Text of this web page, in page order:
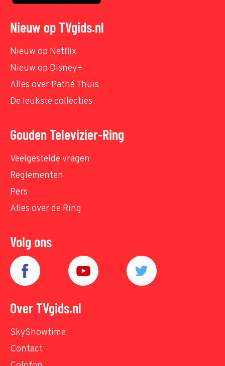
Nieuw op TVgids.nl
Nieuw op Netflix
Nieuw op Disney+
Alles over Pathé Thuis
De leukste collecties
Gouden Televizier-Ring
Veelgestelde vragen
Reglementen
Pers
Alles over de Ring
Volg ons
Over TVgids.nl
SkyShowtime
Contact